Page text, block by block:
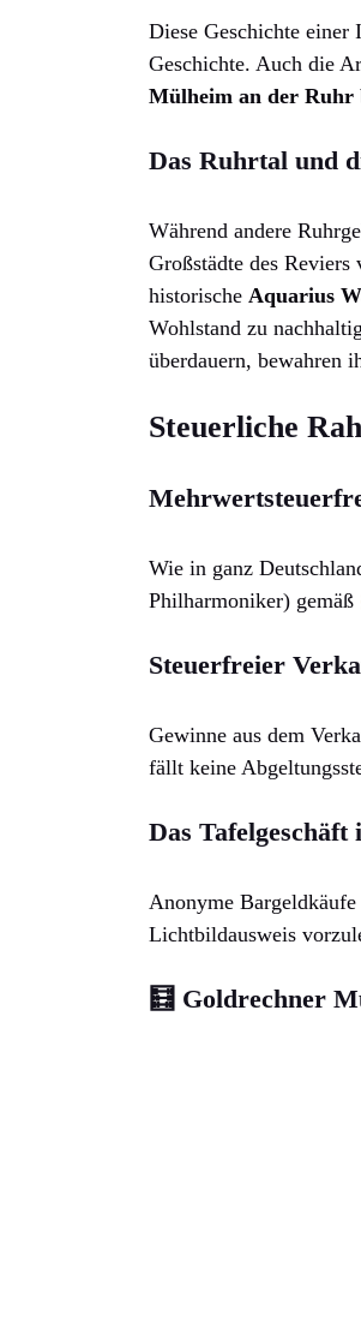
Diese Geschichte
Geschichte. Auch die
Mülheim an der Ruhr
Das Ruhrtal und
Während andere
Großstädte des Reviers
historische Aquarius
Wohlstand zu
überdauern, bewahren
Steuerliche
Wie in ganz
Philharmoniker) gemäß
Steuerfreier
Gewinne aus dem
fällt keine
Das
Anonyme
Lichtbildausweis
🧮 Goldrechner